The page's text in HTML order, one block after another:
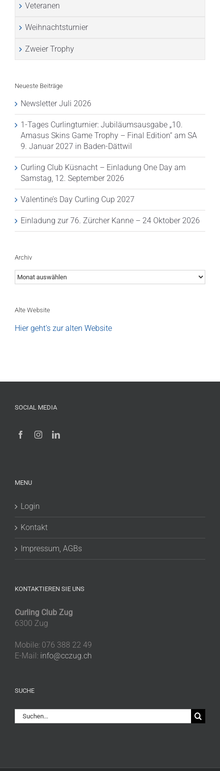
Veteranen
Weihnachtsturnier
Zweier Trophy
Neueste Beiträge
Newsletter Juli 2026
1-Tages Curlingturnier: Jubiläumsausgabe „10.
Amasus Skins Game Trophy – Final Edition“ am SA
9. Januar 2027 in Baden-Dättwil
Curling Club Küsnacht – Einladung One Day am
Samstag, 12. September 2026
Valentine’s Day Curling Cup 2027
Einladung zur 76. Zürcher Kanne – 24 Oktober 2026
Archiv
Archiv
Alte Website
Hier geht's zur alten Website
SOCIAL MEDIA
MENU
Login
Kontakt
Impressum, AGBs
KONTAKTIEREN SIE UNS
Curling Club Zug
6300 Zug
Mobile: 076 388 22 49
E-Mail: info@cczug.ch
SUCHE
Suche
nach: